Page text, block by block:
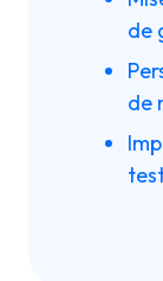
de
de